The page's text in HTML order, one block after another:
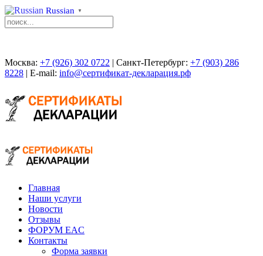
Russian ▼
Москва: +7 (926) 302 0722 | Санкт-Петербург: +7 (903) 286
8228 | E-mail: info@сертификат-декларация.рф
Главная
Наши услуги
Новости
Отзывы
ФОРУМ EAC
Контакты
Форма заявки